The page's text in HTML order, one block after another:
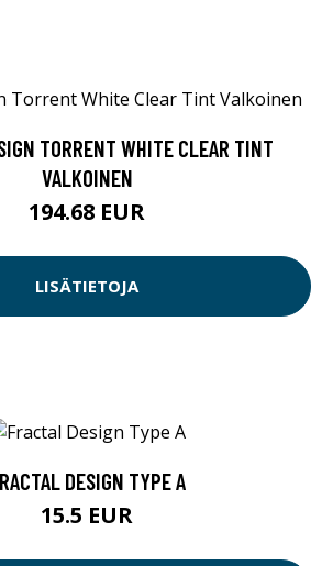
TORRENT WHITE CLEAR TINT
VALKOINEN
194.68 EUR
LISÄTIETOJA
DESIGN TYPE A
15.5 EUR